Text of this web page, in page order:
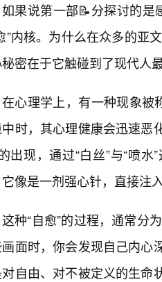
如果说第一部📝分探讨的是
”内核。为什么在众多的亚
密在于它触碰到了现代人最
在心理学上，有一种现象被
时，其心理健康会迅速恶
出现，通过“白丝”与“喷
像是一剂强心针，直接注
这种“自愈”的过程，通常分
面时，你会发现自己内心
自由、对不被定义的生命